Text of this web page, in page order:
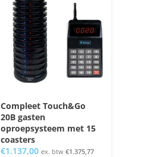
Compleet Touch&Go
20B gasten
oproepsysteem met 15
coasters
€1.137,00 ex. btw €1.375,77